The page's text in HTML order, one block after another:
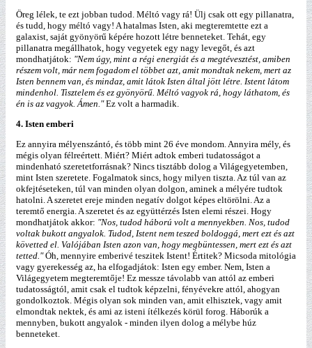
Öreg lélek, te ezt jobban tudod. Méltó vagy rá! Ülj csak ott egy pillanatra,
és tudd, hogy méltó vagy! A hatalmas Isten, aki megteremtette ezt a
galaxist, saját gyönyörű képére hozott létre benneteket. Tehát, egy
pillanatra megállhatok, hogy vegyetek egy nagy levegőt, és azt
mondhatjátok: "Nem úgy, mint a régi energiát és a megtévesztést, amiben
részem volt, már nem fogadom el többet azt, amit mondtak nekem, mert az
Isten bennem van, és mindaz, amit látok Isten által jött létre. Istent látom
mindenhol. Tisztelem és ez gyönyörű. Méltó vagyok rá, hogy láthatom, és
én is az vagyok. Ámen."Ez volt a harmadik.
4. Isten emberi
Ez annyira mélyenszántó, és több mint 26 éve mondom. Annyira mély, és
mégis olyan félreértett. Miért? Miért adtok emberi tudatosságot a
mindenható szeretetforrásnak? Nincs tisztább dolog a Világegyetemben,
mint Isten szeretete. Fogalmatok sincs, hogy milyen tiszta. Az túl van az
okfejtéseteken, túl van minden olyan dolgon, aminek a mélyére tudtok
hatolni. A szeretet ereje minden negatív dolgot képes eltörölni. Az a
teremtő energia. A szeretet és az együttérzés Isten elemi részei. Hogy
mondhatjátok akkor: "Nos, tudod háború volt a mennyekben. Nos, tudod
voltak bukott angyalok. Tudod, Istent nem teszed boldoggá, mert ezt és azt
követted el. Valójában Isten azon van, hogy megbüntessen, mert ezt és azt
tetted."Óh, mennyire emberivé teszitek Istent! Értitek? Micsoda mitológia
vagy gyerekesség az, ha elfogadjátok: Isten egy ember. Nem, Isten a
Világegyetem megteremtője! Ez messze távolabb van attól az emberi
tudatosságtól, amit csak el tudtok képzelni, fényévekre attól, ahogyan
gondolkoztok. Mégis olyan sok minden van, amit elhisztek, vagy amit
elmondtak nektek, és ami az isteni ítélkezés körül forog. Háborúk a
mennyben, bukott angyalok - minden ilyen dolog a mélybe húz
benneteket.